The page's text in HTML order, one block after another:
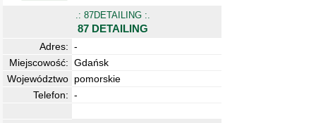
.: 87DETAILING :.
87 DETAILING
Adres: -
Miejscowość: Gdańsk
Województwo pomorskie
Telefon: -